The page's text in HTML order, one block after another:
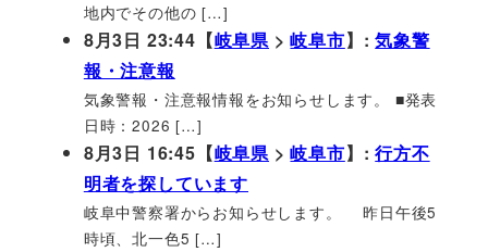
地内でその他の […]
8月3日 23:44【岐阜県 >岐阜市】:気象警
報・注意報
気象警報・注意報情報をお知らせします。 ■発表
日時：2026 […]
8月3日 16:45【岐阜県 >岐阜市】:行方不
明者を探しています
岐阜中警察署からお知らせします。 昨日午後5
時頃、北一色5 […]